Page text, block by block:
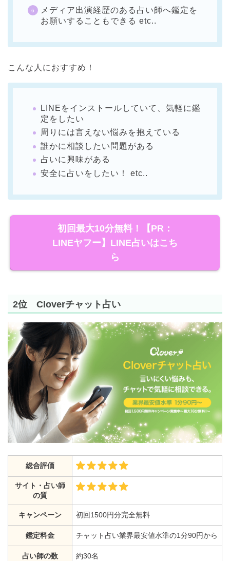
メディア出演経歴のある占い師へ鑑定を
お願いすることもできる etc..
こんな人におすすめ！
LINEをインストールしていて、気軽に鑑
定をしたい
周りには言えない悩みを抱えている
誰かに相談したい問題がある
占いに興味がある
安全に占いをしたい！ etc..
初回最大10分無料！【PR：
LINEヤフー】LINE占いはこち
ら
2位 Cloverチャット占い
総合評価
サイト・占い師
の質
キャンペーン 初回1500円分完全無料
鑑定料金 チャット占い業界最安値水準の1分90円から
占い師の数 約30名